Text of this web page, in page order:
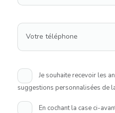
Votre téléphone
Je souhaite recevoir les
suggestions personnalisées de
En cochant la case ci-